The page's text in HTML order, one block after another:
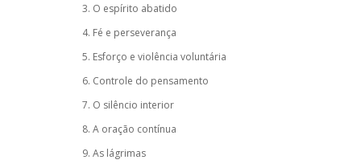
3. O espírito abatido
4. Fé e perseverança
5. Esforço e violência voluntária
6. Controle do pensamento
7. O silêncio interior
8. A oração contínua
9. As lágrimas